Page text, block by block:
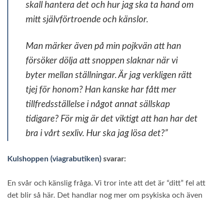
skall hantera det och hur jag ska ta hand om
mitt självförtroende och känslor.
Man märker även på min pojkvän att han
försöker dölja att snoppen slaknar när vi
byter mellan ställningar. Är jag verkligen rätt
tjej för honom? Han kanske har fått mer
tillfredsställelse i något annat sällskap
tidigare? För mig är det viktigt att han har det
bra i vårt sexliv. Hur ska jag lösa det?”
Kulshoppen (viagrabutiken) svarar:
En svår och känslig fråga. Vi tror inte att det är “ditt” fel att
det blir så här. Det handlar nog mer om psykiska och även